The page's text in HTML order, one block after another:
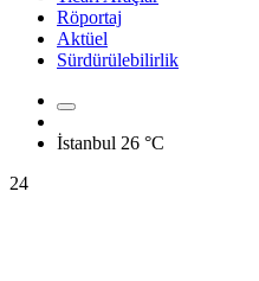
Röportaj
Aktüel
Sürdürülebilirlik
İstanbul 26 °C
24